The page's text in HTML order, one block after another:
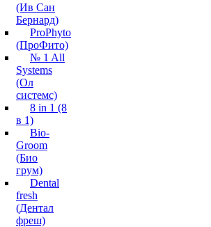
(Ив Сан
Бернард)
ProPhyto
(ПроФито)
№ 1 All
Systems
(Ол
системс)
8 in 1 (8
в 1)
Bio-
Groom
(Био
грум)
Dental
fresh
(Дентал
фреш)